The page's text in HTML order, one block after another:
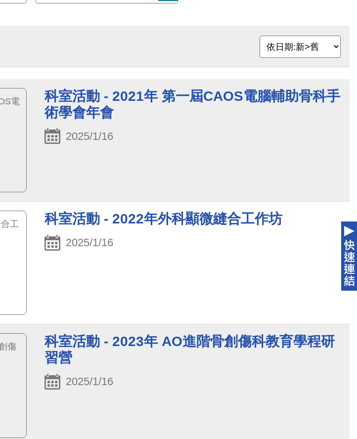
科室活動 - 2021年 第一屆CAOS電腦輔助骨科手
術學會年會
2025/1/16
科室活動 - 2022年外科顯微縫合工作坊
2025/1/16
科室活動 - 2023年 AO進階骨創傷科教育學程研
習營
2025/1/16